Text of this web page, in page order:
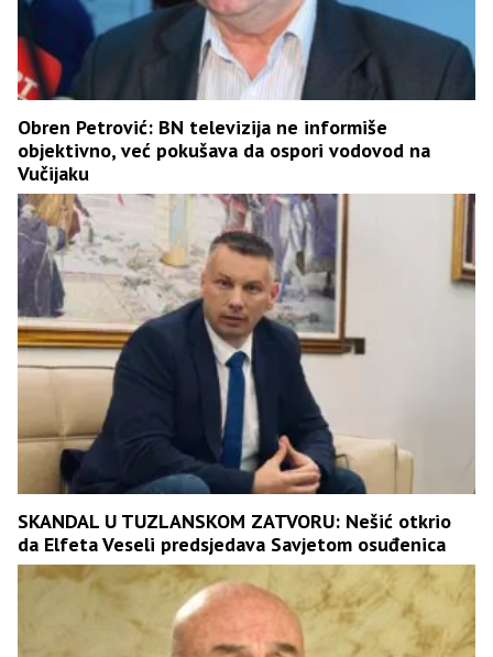
Obren Petrović: BN televizija ne informiše
objektivno, već pokušava da ospori vodovod na
Vučijaku
SKANDAL U TUZLANSKOM ZATVORU: Nešić otkrio
da Elfeta Veseli predsjedava Savjetom osuđenica